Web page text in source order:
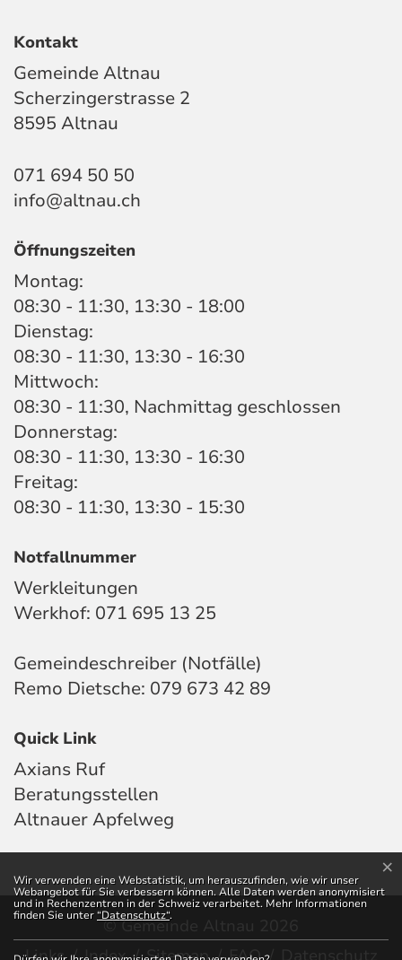
Kontakt
Gemeinde Altnau
Scherzingerstrasse 2
8595 Altnau
071 694 50 50
info@altnau.ch
Öffnungszeiten
Montag:
08:30 - 11:30, 13:30 - 18:00
Dienstag:
08:30 - 11:30, 13:30 - 16:30
Mittwoch:
08:30 - 11:30, Nachmittag geschlossen
Donnerstag:
08:30 - 11:30, 13:30 - 16:30
Freitag:
08:30 - 11:30, 13:30 - 15:30
Notfallnummer
Werkleitungen
Werkhof: 071 695 13 25
Gemeindeschreiber (Notfälle)
Remo Dietsche: 079 673 42 89
Quick Link
Axians Ruf
Beratungsstellen
Altnauer Apfelweg
© Gemeinde Altnau 2026
Links Index(ausgewählt)
Sitemap FAQ
Webstatistik
Wir verwenden eine Webstatistik, um herauszufinden, wie wir unser
Webangebot für Sie verbessern können. Alle Daten werden anonymisiert
und in Rechenzentren in der Schweiz verarbeitet. Mehr Informationen
finden Sie unter“Datenschutz“.
×